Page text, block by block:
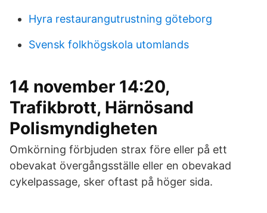
Hyra restaurangutrustning göteborg
Svensk folkhögskola utomlands
14 november 14:20,
Trafikbrott, Härnösand
Polismyndigheten
Omkörning förbjuden strax före eller på ett
obevakat övergångsställe eller en obevakad
cykelpassage, sker oftast på höger sida.